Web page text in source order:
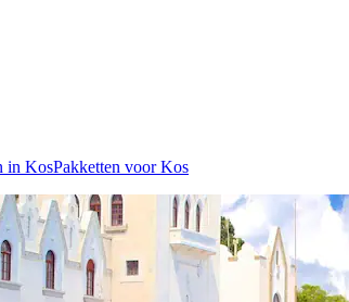
in KosPakketten voor Kos